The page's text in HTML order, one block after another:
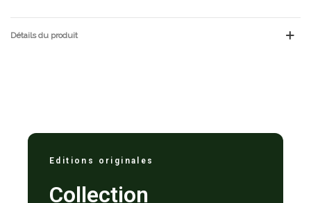
Détails du produit
Editions originales
Collection